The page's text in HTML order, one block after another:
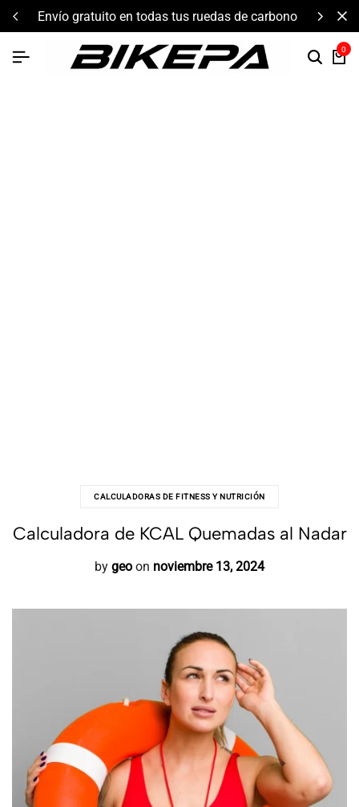
envío gratuito en todas tus ruedas de carbono
0
CALCULADORAS DE FITNESS Y NUTRICIÓN
Calculadora de KCAL Quemadas al Nadar
by geo on noviembre 13, 2024